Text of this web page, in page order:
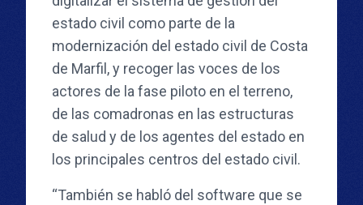
estado civil como parte de la
modernización del estado civil de Costa
de Marfil, y recoger las voces de los
actores de la fase piloto en el terreno,
de las comadronas en las estructuras
de salud y de los agentes del estado en
los principales centros del estado civil.
“También se habló del software que se